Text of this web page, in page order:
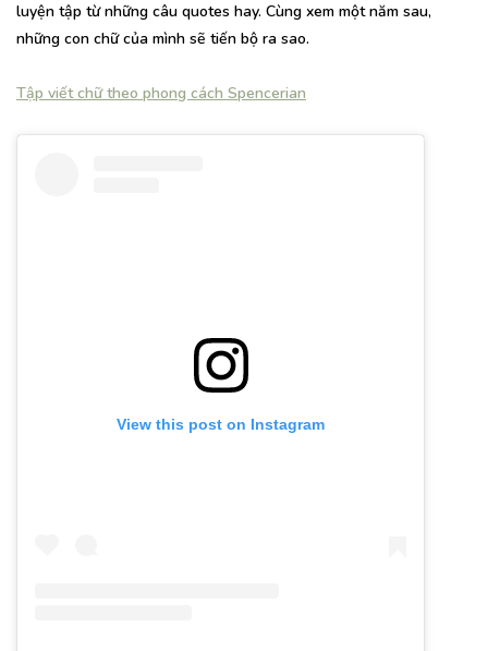
luyện tập từ những câu quotes hay. Cùng xem một năm sau,
những con chữ của mình sẽ tiến bộ ra sao.
Tập viết chữ theo phong cách Spencerian
View this post on Instagram